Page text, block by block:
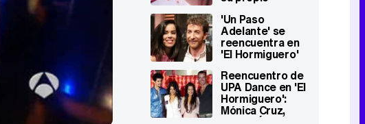
reencuentro en
'Tu cara me
suena'
'Un Paso
Adelante' se
reencuentra en
'El Hormiguero'
el miércoles 30
de noviembre
Reencuentro de
UPA Dance en 'El
Hormiguero':
Mónica Cruz,